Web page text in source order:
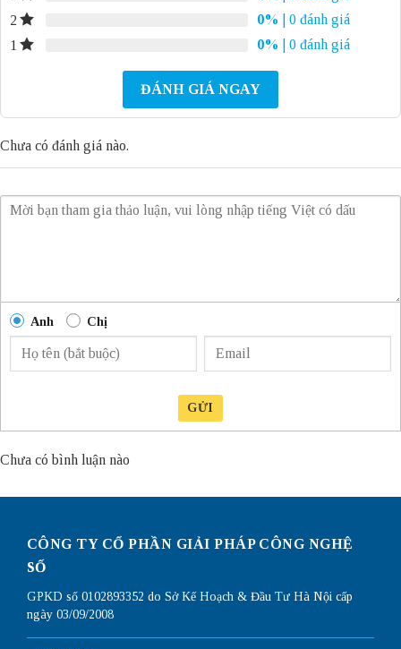
2
0%
| 0 đánh giá
1
0% | 0 đánh giá
ĐÁNH GIÁ NGAY
Chưa có đánh giá nào.
Anh Chị
GỬI
Chưa có bình luận nào
CÔNG TY CỔ PHẦN GIẢI PHÁP CÔNG NGHỆ
SỐ
GPKD số 0102893352 do Sở Kế Hoạch & Đầu Tư Hà Nội cấp
ngày 03/09/2008